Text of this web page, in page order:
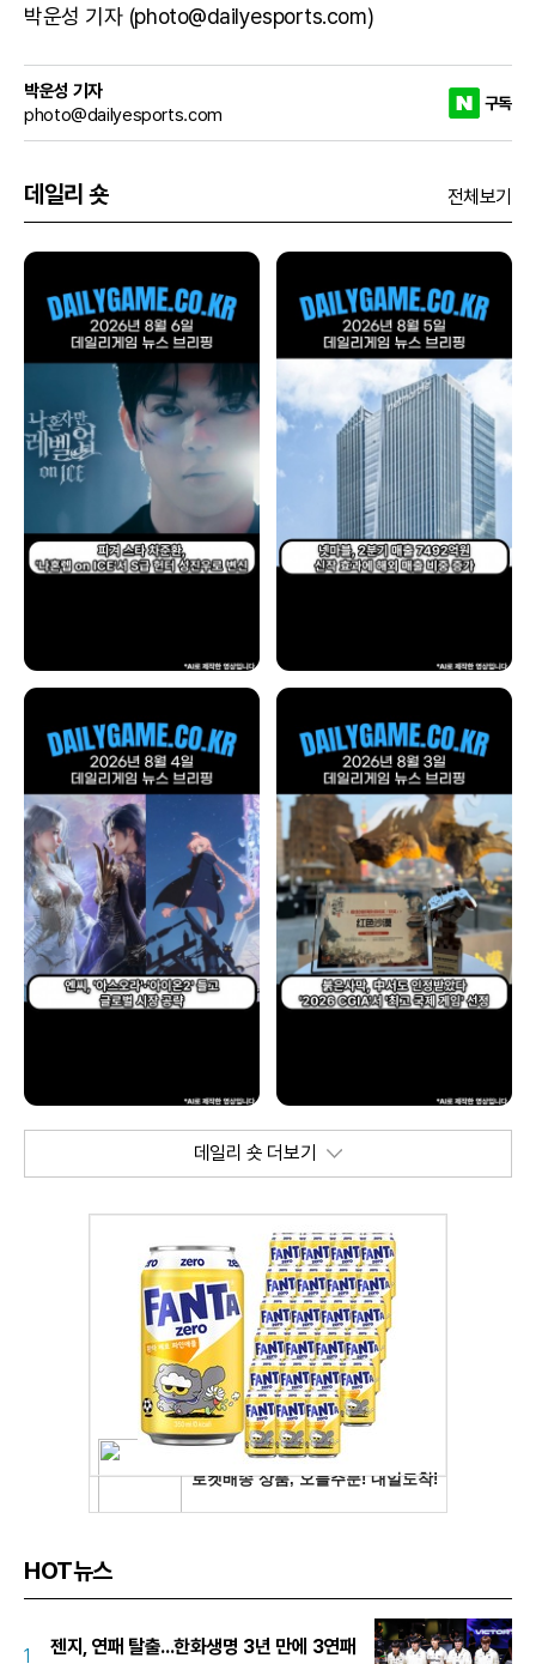
박운성 기자 (photo@dailyesports.com)
박운성 기자
photo@dailyesports.com
구독
데일리 숏 전체보기
데일리 숏 더보기
HOT뉴스
1 젠지, 연패 탈출...한화생명 3년 만에 3연패